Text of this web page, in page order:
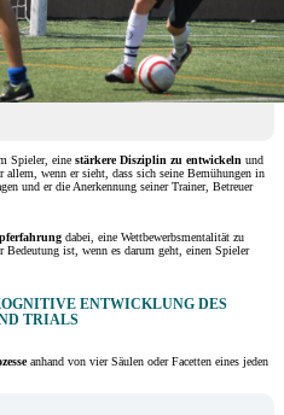
Spieler, eine stärkere Disziplin zu entwickeln und
wenn er sieht, dass sich seine Bemühungen in
und er die Anerkennung seiner Trainer, Betreuer
dabei, eine Wettbewerbsmentalität zu
ist, wenn es darum geht, einen Spieler
ENTWICKLUNG DES
TRIALS
anhand von vier Säulen oder Facetten eines jeden